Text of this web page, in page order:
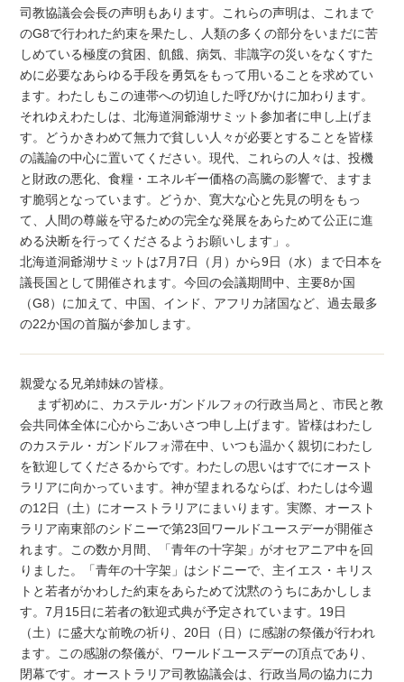
司教協議会会長の声明もあります。これらの声明は、これまで
のG8で行われた約束を果たし、人類の多くの部分をいまだに苦
しめている極度の貧困、飢餓、病気、非識字の災いをなくすた
めに必要なあらゆる手段を勇気をもって用いることを求めてい
ます。わたしもこの連帯への切迫した呼びかけに加わります。
それゆえわたしは、北海道洞爺湖サミット参加者に申し上げま
す。どうかきわめて無力で貧しい人々が必要とすることを皆様
の議論の中心に置いてください。現代、これらの人々は、投機
と財政の悪化、食糧・エネルギー価格の高騰の影響で、ますま
す脆弱となっています。どうか、寛大な心と先見の明をもっ
て、人間の尊厳を守るための完全な発展をあらためて公正に進
める決断を行ってくださるようお願いします」。
北海道洞爺湖サミットは7月7日（月）から9日（水）まで日本を
議長国として開催されます。今回の会議期間中、主要8か国
（G8）に加えて、中国、インド、アフリカ諸国など、過去最多
の22か国の首脳が参加します。
親愛なる兄弟姉妹の皆様。
まず初めに、カステル･ガンドルフォの行政当局と、市民と教
会共同体全体に心からごあいさつ申し上げます。皆様はわたし
のカステル・ガンドルフォ滞在中、いつも温かく親切にわたし
を歓迎してくださるからです。わたしの思いはすでにオースト
ラリアに向かっています。神が望まれるならば、わたしは今週
の12日（土）にオーストラリアにまいります。実際、オースト
ラリア南東部のシドニーで第23回ワールドユースデーが開催さ
れます。この数か月間、「青年の十字架」がオセアニア中を回
りました。「青年の十字架」はシドニーで、主イエス・キリス
トと若者がかわした約束をあらためて沈黙のうちにあかししま
す。7月15日に若者の歓迎式典が予定されています。19日
（土）に盛大な前晩の祈り、20日（日）に感謝の祭儀が行われ
ます。この感謝の祭儀が、ワールドユースデーの頂点であり、
閉幕です。オーストラリア司教協議会は、行政当局の協力に力